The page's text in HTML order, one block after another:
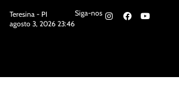
Teresina - PI
agosto 3, 2026 23:46
Siga-nos